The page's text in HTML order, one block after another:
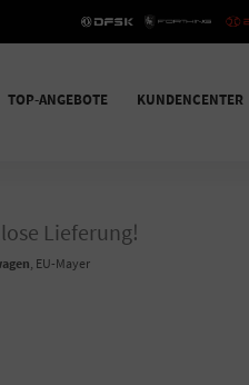
TOP-ANGEBOTE KUNDENCENTER
Lieferung!
, EU-Mayer